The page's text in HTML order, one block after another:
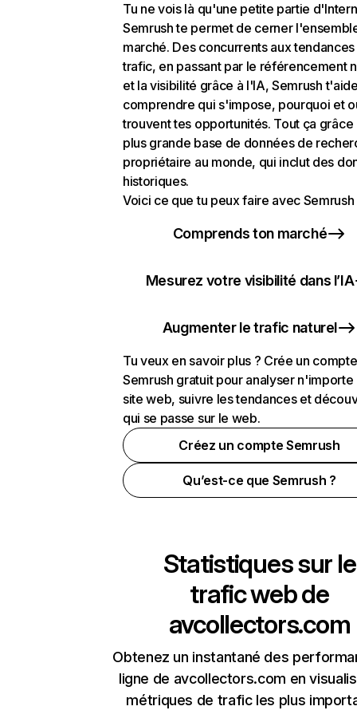
Tu ne vois là qu'une petite partie
Semrush te permet de cerner
marché. Des concurrents aux
trafic, en passant par le référencement
et la visibilité grâce à l'IA, Semrush
comprendre qui s'impose, pourquoi et
trouvent tes opportunités. Tout ça grâce
plus grande base de données de
propriétaire au monde, qui inclut des
historiques.
Voici ce que tu peux faire avec Semrush
Comprends ton marché
Mesurez votre visibilité dans l’IA
Augmenter le trafic naturel
Tu veux en savoir plus ? Crée un compte
Semrush gratuit pour analyser n'importe
site web, suivre les tendances et
qui se passe sur le web.
Créez un compte Semrush
Qu’est-ce que Semrush ?
Statistiques sur le
trafic web de
avcollectors.com
Obtenez un instantané des
ligne de avcollectors.com en
métriques de trafic les plus